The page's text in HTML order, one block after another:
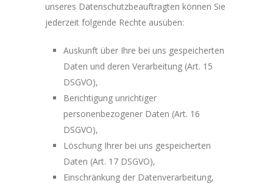
unseres Datenschutzbeauftragten können Sie
jederzeit folgende Rechte ausüben:
Auskunft über Ihre bei uns gespeicherten
Daten und deren Verarbeitung (Art. 15
DSGVO),
Berichtigung unrichtiger
personenbezogener Daten (Art. 16
DSGVO),
Löschung Ihrer bei uns gespeicherten
Daten (Art. 17 DSGVO),
Einschränkung der Datenverarbeitung,